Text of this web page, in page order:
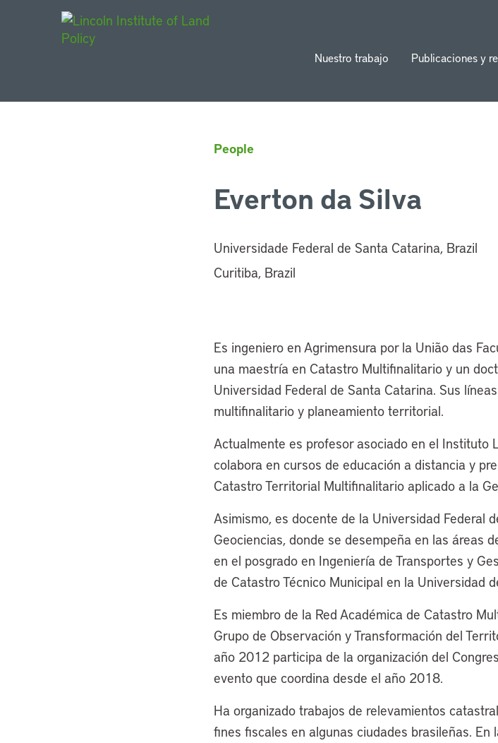
Nuestro trabajo Publicaciones y
People
Everton da Silva
Universidade Federal de Santa Catarina, Brazil
Curitiba, Brazil
Es ingeniero en Agrimensura por la União das
una maestría en Catastro Multifinalitario y un
Universidad Federal de Santa Catarina. Sus
multifinalitario y planeamiento territorial.
Actualmente es profesor asociado en el Instituto
colabora en cursos de educación a distancia y
Catastro Territorial Multifinalitario aplicado a la
Asimismo, es docente de la Universidad Federal
Geociencias, donde se desempeña en las áreas
en el posgrado en Ingeniería de Transportes y
de Catastro Técnico Municipal en la Universidad
Es miembro de la Red Académica de Catastro
Grupo de Observación y Transformación del
año 2012 participa de la organización del
evento que coordina desde el año 2018.
Ha organizado trabajos de relevamientos
fines fiscales en algunas ciudades brasileñas.